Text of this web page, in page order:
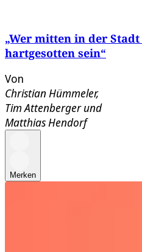
„Wer mitten in der
hartgesotten sein“
Von
Christian Hümmeler,
Tim Attenbergerund
Matthias Hendorf
Merken